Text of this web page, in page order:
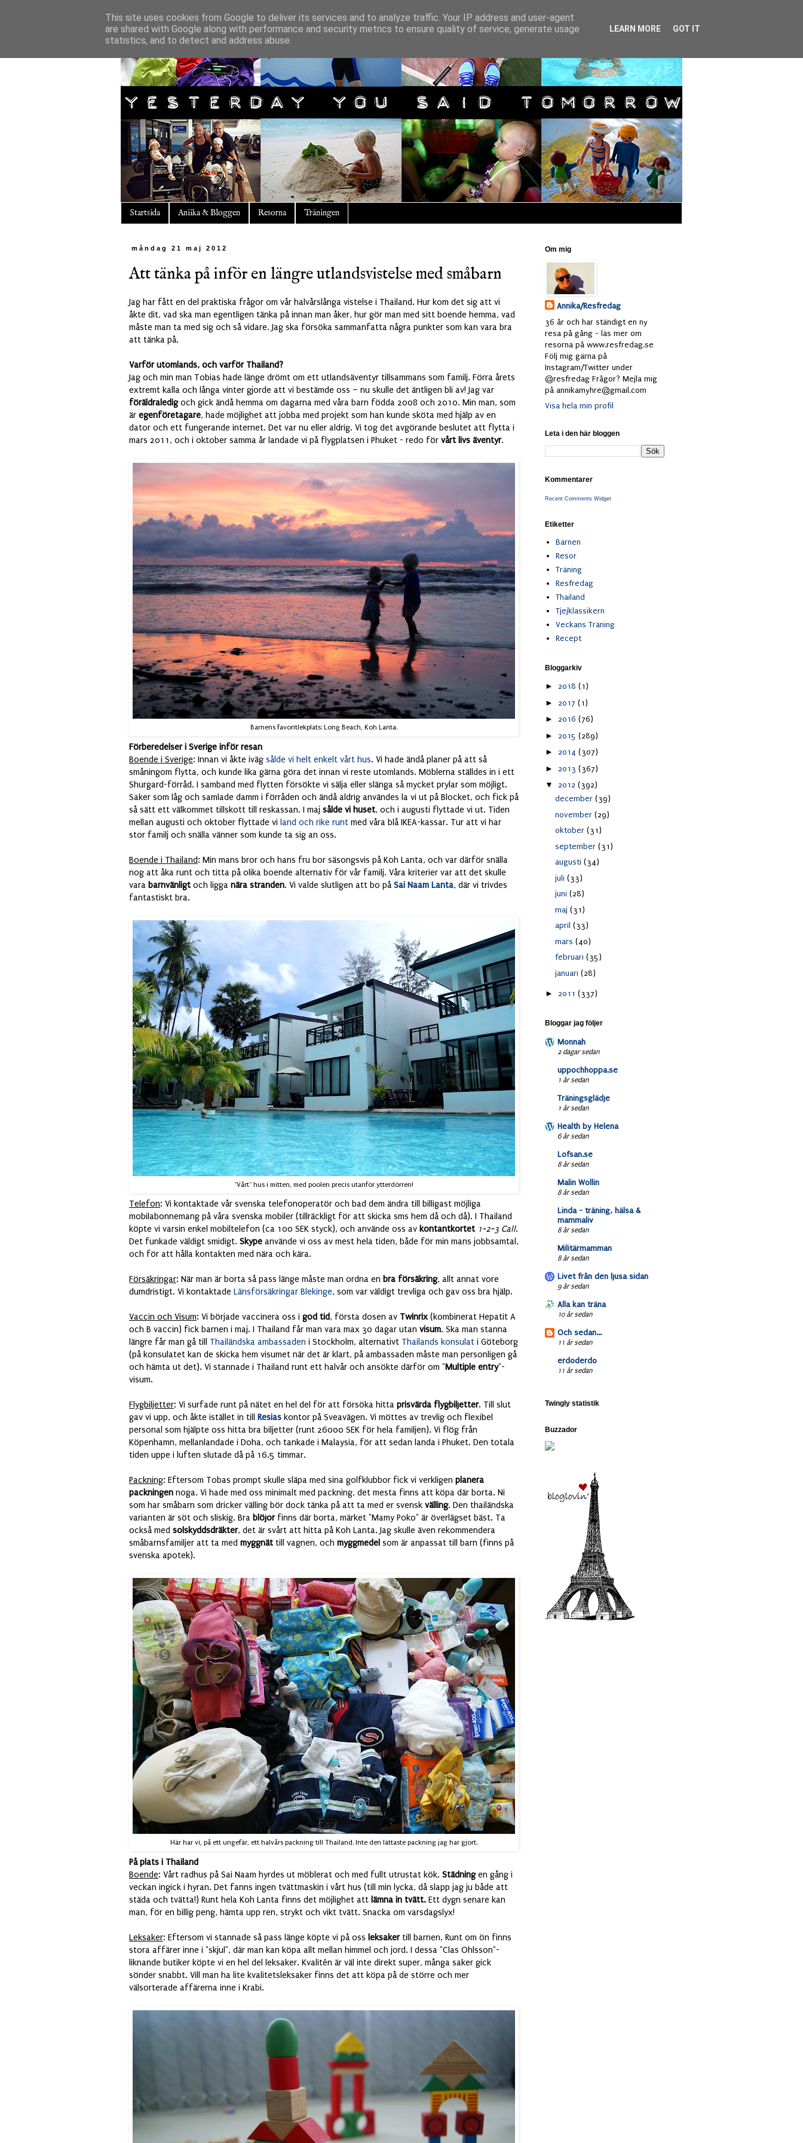
Startsida Aniika & Bloggen Resorna Träningen
måndag 21 maj 2012
Att tänka på inför en längre utlandsvistelse med småbarn
Jag har fått en del praktiska frågor om vår halvårslånga vistelse i Thailand. Hur kom det sig att vi
åkte dit, vad ska man egentligen tänka på innan man åker, hur gör man med sitt boende hemma, vad
måste man ta med sig och så vidare. Jag ska försöka sammanfatta några punkter som kan vara bra
att tänka på.
Varför utomlands, och varför Thailand?
Jag och min man Tobias hade länge drömt om ett utlandsäventyr tillsammans som familj. Förra årets
extremt kalla och långa vinter gjorde att vi bestämde oss – nu skulle det äntligen bli av! Jag var
föräldraledigoch gick ändå hemma om dagarna med våra barn födda 2008 och 2010. Min man, som
är egenföretagare, hade möjlighet att jobba med projekt som han kunde sköta med hjälp av en
dator och ett fungerande internet. Det var nu eller aldrig. Vi tog det avgörande beslutet att flytta i
mars 2011, och i oktober samma år landade vi på flygplatsen i Phuket - redo för vårt livs äventyr.
Barnens favoritlekplats: Long Beach, Koh Lanta.
Förberedelser i Sverige inför resan
Boende i Sverige: Innan vi åkte iväg sålde vi helt enkelt vårt hus. Vi hade ändå planer på att så
småningom flytta, och kunde lika gärna göra det innan vi reste utomlands. Möblerna ställdes in i ett
Shurgard-förråd. I samband med flytten försökte vi sälja eller slänga så mycket prylar som möjligt.
Saker som låg och samlade damm i förråden och ändå aldrig användes la vi ut på Blocket, och fick på
så sätt ett välkommet tillskott till reskassan. I maj sålde vi huset, och i augusti flyttade vi ut. Tiden
mellan augusti och oktober flyttade vi land och rike runt med våra blå IKEA-kassar. Tur att vi har
stor familj och snälla vänner som kunde ta sig an oss.
Boende i Thailand: Min mans bror och hans fru bor säsongsvis på Koh Lanta, och var därför snälla
nog att åka runt och titta på olika boende alternativ för vår familj. Våra kriterier var att det skulle
vara barnvänligtoch ligga nära stranden. Vi valde slutligen att bo på Sai Naam Lanta, där vi trivdes
fantastiskt bra.
"Vårt" hus i mitten, med poolen precis utanför ytterdörren!
Telefon: Vi kontaktade vår svenska telefonoperatör och bad dem ändra till billigast möjliga
mobilabonnemang på våra svenska mobiler (tillräckligt för att skicka sms hem då och då). I Thailand
köpte vi varsin enkel mobiltelefon (ca 100 SEK styck), och använde oss av kontantkortet 1-2-3 Call.
Det funkade väldigt smidigt. Skype använde vi oss av mest hela tiden, både för min mans jobbsamtal,
och för att hålla kontakten med nära och kära.
Försäkringar: När man är borta så pass länge måste man ordna en bra försäkring, allt annat vore
dumdristigt. Vi kontaktade Länsförsäkringar Blekinge, som var väldigt trevliga och gav oss bra hjälp.
Vaccin och Visum: Vi började vaccinera oss i god tid, första dosen av Twinrix (kombinerat Hepatit A
och B vaccin) fick barnen i maj. I Thailand får man vara max 30 dagar utan visum. Ska man stanna
längre får man gå till Thailändska ambassaden i Stockholm, alternativt Thailands konsulat i Göteborg
(på konsulatet kan de skicka hem visumet när det är klart, på ambassaden måste man personligen gå
och hämta ut det). Vi stannade i Thailand runt ett halvår och ansökte därför om "Multiple entry"-
visum.
Flygbiljetter: Vi surfade runt på nätet en hel del för att försöka hitta prisvärda flygbiljetter. Till slut
gav vi upp, och åkte istället in till Resias kontor på Sveavägen. Vi möttes av trevlig och flexibel
personal som hjälpte oss hitta bra biljetter (runt 26000 SEK för hela familjen). Vi flög från
Köpenhamn, mellanlandade i Doha, och tankade i Malaysia, för att sedan landa i Phuket. Den totala
tiden uppe i luften slutade då på 16.5 timmar.
Packning: Eftersom Tobas prompt skulle släpa med sina golfklubbor fick vi verkligen planera
packningen noga. Vi hade med oss minimalt med packning, det mesta finns att köpa där borta. Ni
som har småbarn som dricker välling bör dock tänka på att ta med er svensk välling. Den thailändska
varianten är söt och sliskig. Bra blöjorfinns där borta, märket "Mamy Poko" är överlägset bäst. Ta
också med solskyddsdräkter, det är svårt att hitta på Koh Lanta. Jag skulle även rekommendera
småbarnsfamiljer att ta med myggnät till vagnen, och myggmedel som är anpassat till barn (finns på
svenska apotek).
Här har vi, på ett ungefär, ett halvårs packning till Thailand. Inte den lättaste packning jag har gjort.
På plats i Thailand
Boende: Vårt radhus på Sai Naam hyrdes ut möblerat och med fullt utrustat kök. Städningen gång i
veckan ingick i hyran. Det fanns ingen tvättmaskin i vårt hus (till min lycka, då slapp jag ju både att
städa och tvätta!) Runt hela Koh Lanta finns det möjlighet att lämna in tvätt. Ett dygn senare kan
man, för en billig peng, hämta upp ren, strykt och vikt tvätt. Snacka om varsdagslyx!
Leksaker: Eftersom vi stannade så pass länge köpte vi på oss leksakertill barnen. Runt om ön finns
stora affärer inne i "skjul", där man kan köpa allt mellan himmel och jord. I dessa "Clas Ohlsson"-
liknande butiker köpte vi en hel del leksaker. Kvalitén är väl inte direkt super, många saker gick
sönder snabbt. Vill man ha lite kvalitetsleksaker finns det att köpa på de större och mer
välsorterade affärerna inne i Krabi.
Om mig
Annika/Resfredag
36 år och har ständigt en ny
resa på gång - läs mer om
resorna på www.resfredag.se
Följ mig gärna på
Instagram/Twitter under
@resfredag Frågor? Mejla mig
på annikamyhre@gmail.com
Visa hela min profil
Leta i den här bloggen
Kommentarer
Recent Comments Widget
Etiketter
Barnen
Resor
Träning
Resfredag
Thailand
Tjejklassikern
Veckans Träning
Recept
Bloggarkiv
► 2018 (1)
► 2017 (1)
► 2016 (76)
► 2015 (289)
► 2014 (307)
► 2013 (367)
▼ 2012 (392)
december (39)
november (29)
oktober (31)
september (31)
augusti (34)
juli (33)
juni (28)
maj (31)
april (33)
mars (40)
februari (35)
januari (28)
► 2011 (337)
Bloggar jag följer
Monnah
2 dagar sedan
uppochhoppa.se
1 år sedan
Träningsglädje
1 år sedan
Health by Helena
6 år sedan
Lofsan.se
8 år sedan
Malin Wollin
8 år sedan
Linda - träning, hälsa &
mammaliv
8 år sedan
Militärmamman
8 år sedan
Livet från den ljusa sidan
9 år sedan
Alla kan träna
10 år sedan
Och sedan...
11 år sedan
erdoderdo
11 år sedan
Twingly statistik
Buzzador
This site uses cookies from Google to deliver its services and to analyze traffic. Your IP address and user-agent
are shared with Google along with performance and security metrics to ensure quality of service, generate usage
statistics, and to detect and address abuse.
LEARN MORE GOT IT